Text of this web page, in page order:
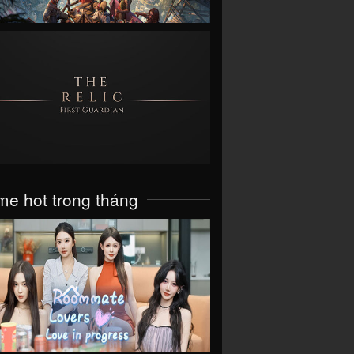
VIEW
hot trong tháng
VIEW